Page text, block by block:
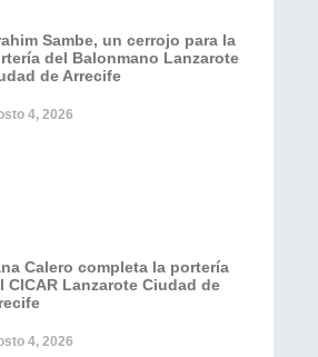
Sambe, un cerrojo para la
del Balonmano Lanzarote
de Arrecife
4, 2026
Calero completa la portería
CICAR Lanzarote Ciudad de
4, 2026